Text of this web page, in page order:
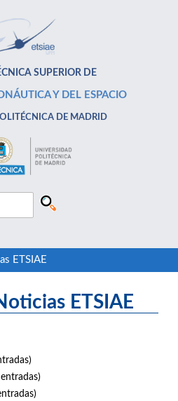
SUPERIOR DE
Y DEL ESPACIO
DE MADRID
ETSIAE
ETSIAE